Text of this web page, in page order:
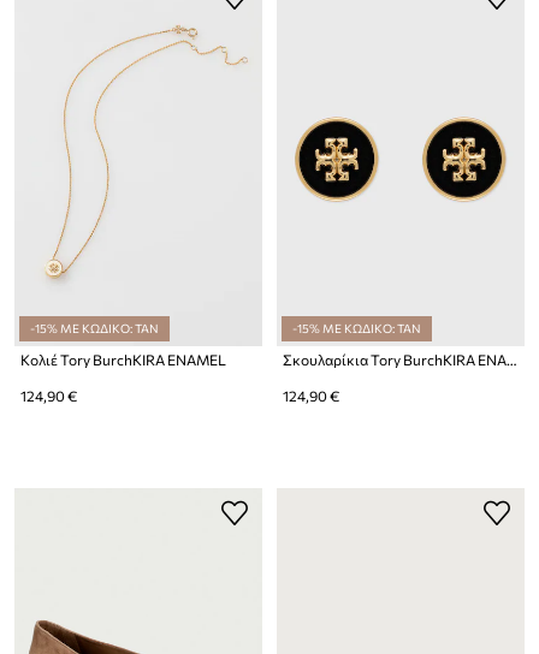
-15% ΜΕ ΚΩΔΙΚΟ: TAN
Κολιέ Tory BurchKIRA ENAMEL
124,90 €
-15% ΜΕ ΚΩΔΙΚΟ: TAN
Σκουλαρίκια Tory BurchKIRA ENAMEL
124,90 €